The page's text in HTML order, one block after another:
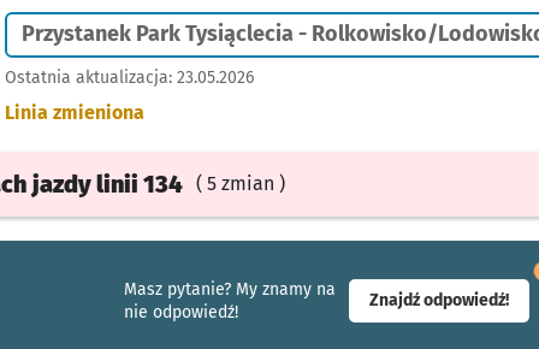
Przystanek Park Tysiąclecia - Rolkowisko/
Ostatnia aktualizacja: 23.05.2026
Linia zmieniona
jazdylinii 134 ( 5 zmian )
Masz pytanie? My znamy na
nie odpowiedź!
Znajdź odpowiedź!-